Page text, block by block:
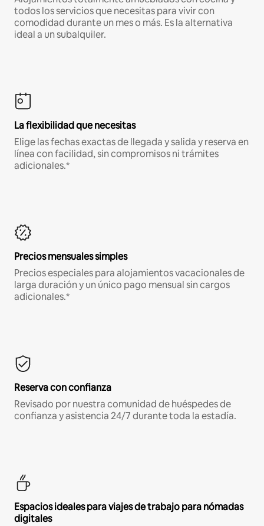
todos los servicios que necesitas para vivir con
comodidad durante un mes o más. Es la alternativa
ideal a un subalquiler.
La flexibilidad que necesitas
Elige las fechas exactas de llegada y salida y reserva en
línea con facilidad, sin compromisos ni trámites
adicionales.*
Precios mensuales simples
Precios especiales para alojamientos vacacionales de
larga duración y un único pago mensual sin cargos
adicionales.*
Reserva con confianza
Revisado por nuestra comunidad de huéspedes de
confianza y asistencia 24/7 durante toda la estadía.
Espacios ideales para viajes de trabajo para nómadas
digitales